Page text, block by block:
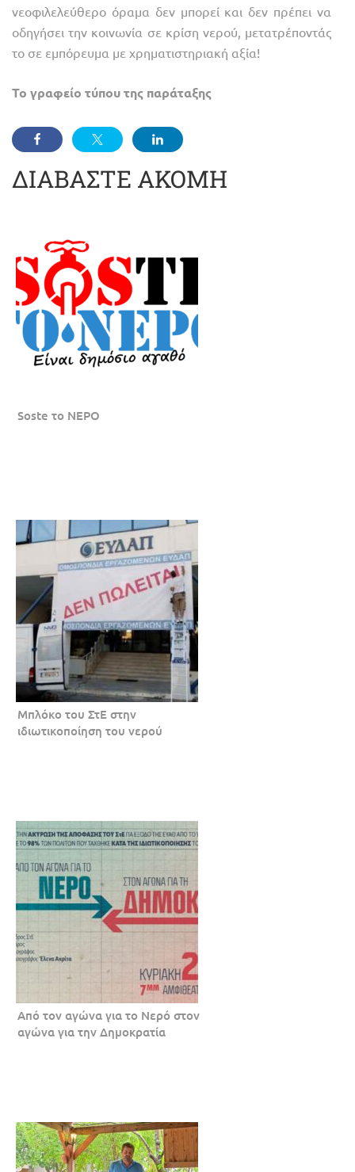
νεοφιλελεύθερο όραμα δεν μπορεί και δεν πρέπει να
οδηγήσει την κοινωνία σε κρίση νερού, μετατρέποντάς
το σε εμπόρευμα με χρηματιστηριακή αξία!
Το γραφείο τύπου της παράταξης
ΔΙΑΒΑΣΤΕ ΑΚΟΜΗ
Soste το ΝΕΡΟ
Μπλόκο του ΣτΕ στην
ιδιωτικοποίηση του νερού
Από τον αγώνα για το Νερό στον
αγώνα για την Δημοκρατία